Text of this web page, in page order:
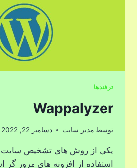
ترفندها
Wappalyzer
توسط مدیر سایت دسامبر 22, 2022
یکی از روش های تشخیص سایت
استفاده از افزونه های مرور